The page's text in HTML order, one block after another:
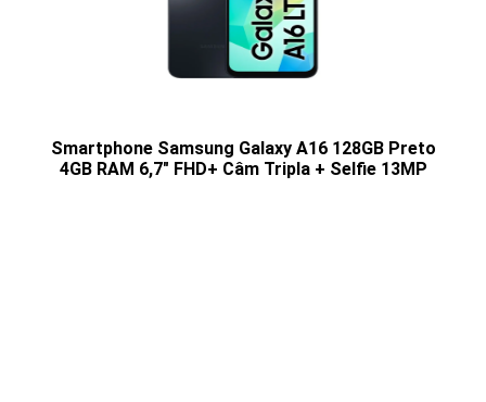
Smartphone Samsung Galaxy A16 128GB Preto
4GB RAM 6,7" FHD+ Câm Tripla + Selfie 13MP